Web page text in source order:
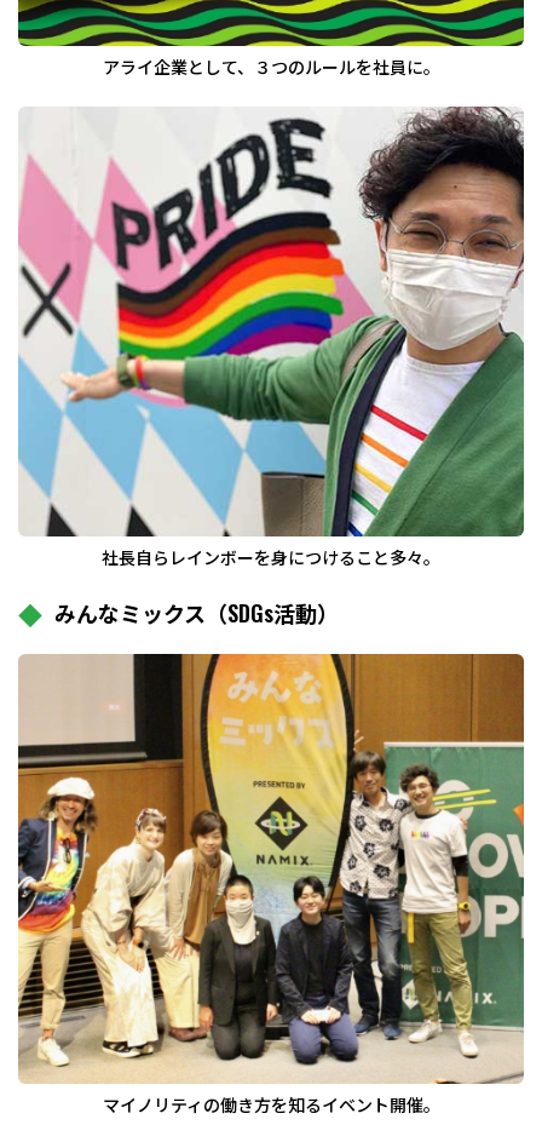
アライ企業として、３つのルールを社員に。
社長自らレインボーを身につけること多々。
みんなミックス（SDGs活動）
マイノリティの働き方を知るイベント開催。